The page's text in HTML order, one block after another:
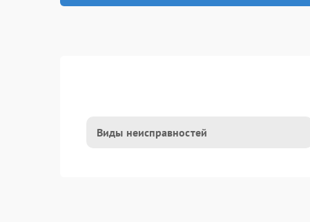
Виды неисправностей